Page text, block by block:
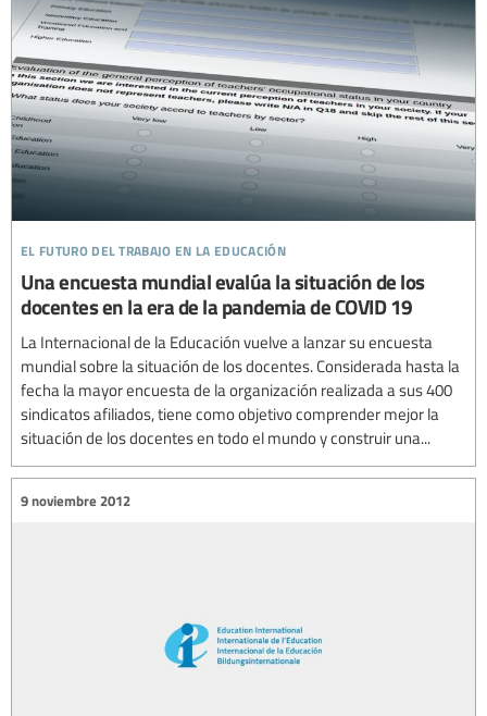
el futuro del trabajo en la educación
Una encuesta mundial evalúa la situación de los
docentes en la era de la pandemia de COVID 19
La Internacional de la Educación vuelve a lanzar su encuesta
mundial sobre la situación de los docentes. Considerada hasta la
fecha la mayor encuesta de la organización realizada a sus 400
sindicatos afiliados, tiene como objetivo comprender mejor la
situación de los docentes en todo el mundo y construir una...
9 noviembre 2012